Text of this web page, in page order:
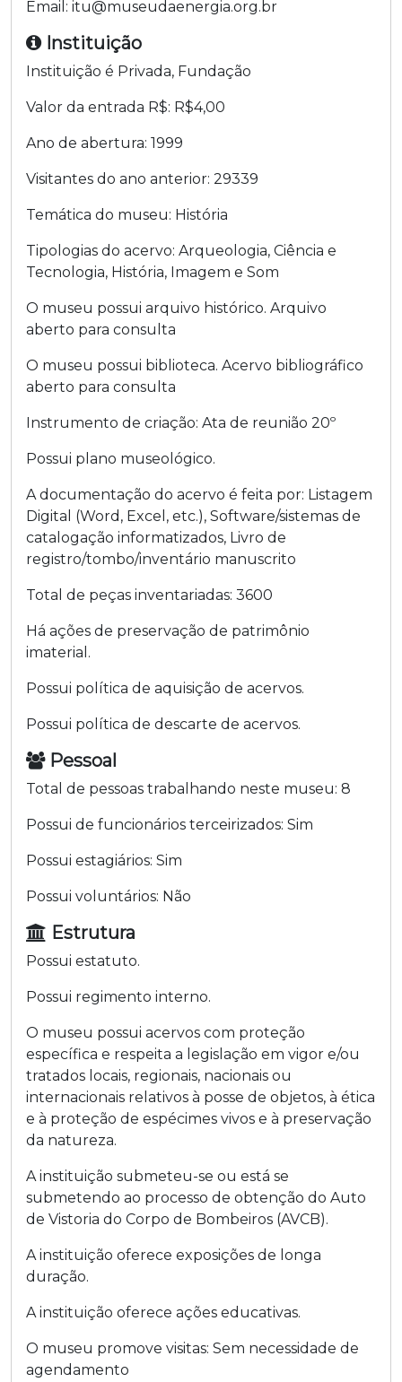
Email: itu@museudaenergia.org.br
Instituição
Instituição é Privada, Fundação
Valor da entrada R$: R$4,00
Ano de abertura: 1999
Visitantes do ano anterior: 29339
Temática do museu: História
Tipologias do acervo: Arqueologia, Ciência e
Tecnologia, História, Imagem e Som
O museu possui arquivo histórico. Arquivo
aberto para consulta
O museu possui biblioteca. Acervo bibliográfico
aberto para consulta
Instrumento de criação: Ata de reunião 20º
Possui plano museológico.
A documentação do acervo é feita por: Listagem
Digital (Word, Excel, etc.), Software/sistemas de
catalogação informatizados, Livro de
registro/tombo/inventário manuscrito
Total de peças inventariadas: 3600
Há ações de preservação de patrimônio
imaterial.
Possui política de aquisição de acervos.
Possui política de descarte de acervos.
Pessoal
Total de pessoas trabalhando neste museu: 8
Possui de funcionários terceirizados: Sim
Possui estagiários: Sim
Possui voluntários: Não
Estrutura
Possui estatuto.
Possui regimento interno.
O museu possui acervos com proteção
específica e respeita a legislação em vigor e/ou
tratados locais, regionais, nacionais ou
internacionais relativos à posse de objetos, à ética
e à proteção de espécimes vivos e à preservação
da natureza.
A instituição submeteu-se ou está se
submetendo ao processo de obtenção do Auto
de Vistoria do Corpo de Bombeiros (AVCB).
A instituição oferece exposições de longa
duração.
A instituição oferece ações educativas.
O museu promove visitas: Sem necessidade de
agendamento